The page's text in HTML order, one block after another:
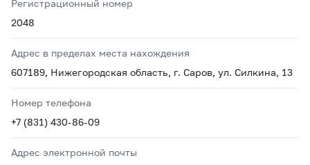
Регистрационный номер
2048
Адрес в пределах места нахождения
607189, Нижегородская область, г. Саров, ул. Силкина, 13
Номер телефона
+7 (831) 430-86-09
Адрес электронной почты